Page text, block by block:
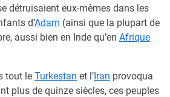
détruisaient eux-mêmes dans les
d’Adam (ainsi que la plupart de
aussi bien en Inde qu’en Afrique
tout le Turkestan et l’Iran provoqua
plus de quinze siècles, ces peuples